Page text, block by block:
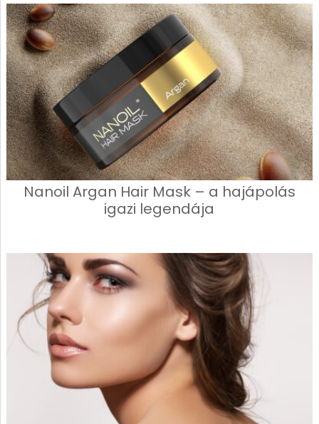
Nanoil Argan Hair Mask – a hajápolás
igazi legendája